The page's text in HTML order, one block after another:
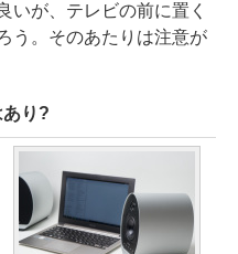
いが、テレビの前に置く
う。そのあたりは注意が
り?